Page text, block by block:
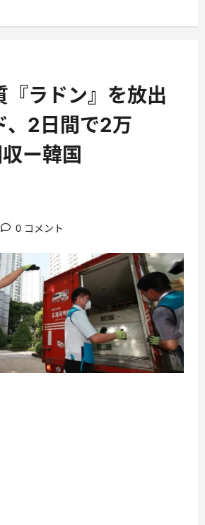
『ラドン』を放出
、2日間で2万
ー韓国
0 コメント